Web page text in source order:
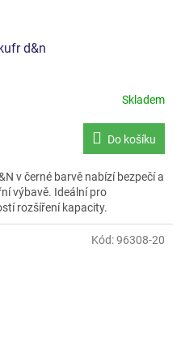
d&n
Skladem
Do košíku
v černé barvě nabízí bezpečí a
výbavě. Ideální pro
rozšíření kapacity.
Kód:96308-20